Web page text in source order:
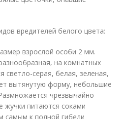
вредителей белого цвета:
взрослой особи 2 мм.
на комнатных
светло-серая, белая, зеленая,
вытянутую форму, небольшие
чрезвычайно
жучки питаются соками
самым к полной гибели